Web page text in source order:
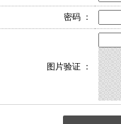
密码 ：
图片验证 ：